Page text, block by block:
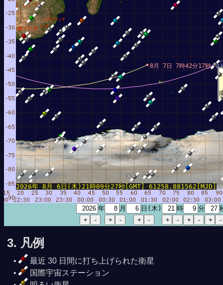
8
8月 7日 7時42分17秒
2026年 8月 6日(木)21時09分27秒[GMT] 61258.881562[MJD]
年 月 日(木) 時 分
3. 凡例
最近 30 日間に打ち上げられた衛星
国際宇宙ステーション